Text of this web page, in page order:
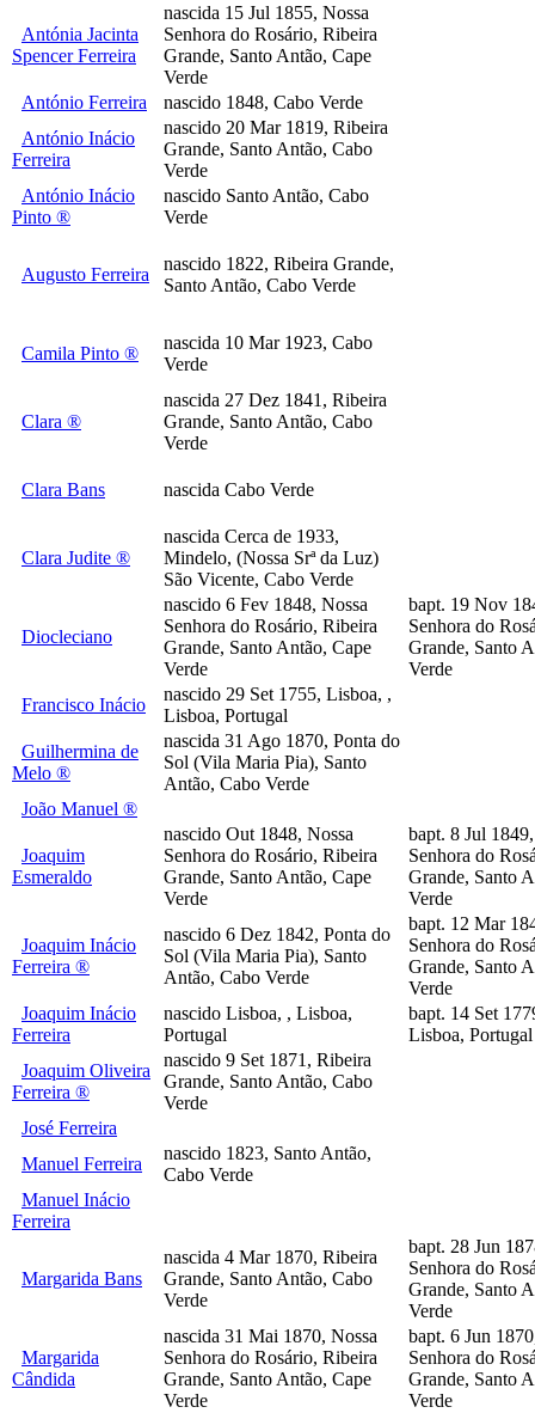
Antónia Jacinta
Spencer Ferreira
nascida 15 Jul 1855, Nossa
Senhora do Rosário, Ribeira
Grande, Santo Antão, Cape
Verde
António Ferreira
nascido 1848, Cabo Verde
António Inácio
Ferreira
nascido 20 Mar 1819, Ribeira
Grande, Santo Antão, Cabo
Verde
António Inácio
Pinto ®
nascido Santo Antão, Cabo
Verde
Augusto Ferreira
nascido 1822, Ribeira Grande,
Santo Antão, Cabo Verde
Camila Pinto ®
nascida 10 Mar 1923, Cabo
Verde
Clara ®
nascida 27 Dez 1841, Ribeira
Grande, Santo Antão, Cabo
Verde
Clara Bans nascida Cabo Verde
Clara Judite ®
nascida Cerca de 1933,
Mindelo, (Nossa Srª da Luz)
São Vicente, Cabo Verde
Diocleciano
nascido 6 Fev 1848, Nossa
Senhora do Rosário, Ribeira
Grande, Santo Antão, Cape
Verde
bapt. 19 Nov
Senhora do
Grande, Santo
Verde
Francisco Inácio
nascido 29 Set 1755, Lisboa, ,
Lisboa, Portugal
Guilhermina de
Melo ®
nascida 31 Ago 1870, Ponta do
Sol (Vila Maria Pia), Santo
Antão, Cabo Verde
João Manuel ®
Joaquim
Esmeraldo
nascido Out 1848, Nossa
Senhora do Rosário, Ribeira
Grande, Santo Antão, Cape
Verde
bapt. 8 Jul
Senhora do
Grande, Santo
Verde
Joaquim Inácio
Ferreira ®
nascido 6 Dez 1842, Ponta do
Sol (Vila Maria Pia), Santo
Antão, Cabo Verde
bapt. 12 Mar
Senhora do
Grande, Santo
Verde
Joaquim Inácio
Ferreira
nascido Lisboa, , Lisboa,
Portugal
bapt. 14 Set
Lisboa, Portugal
Joaquim Oliveira
Ferreira ®
nascido 9 Set 1871, Ribeira
Grande, Santo Antão, Cabo
Verde
José Ferreira
Manuel Ferreira
nascido 1823, Santo Antão,
Cabo Verde
Manuel Inácio
Ferreira
Margarida Bans
nascida 4 Mar 1870, Ribeira
Grande, Santo Antão, Cabo
Verde
bapt. 28 Jun
Senhora do
Grande, Santo
Verde
Margarida
Cândida
nascida 31 Mai 1870, Nossa
Senhora do Rosário, Ribeira
Grande, Santo Antão, Cape
Verde
bapt. 6 Jun
Senhora do
Grande, Santo
Verde